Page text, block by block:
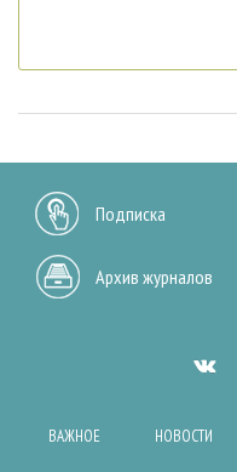
Подписка
Архив журналов
ВАЖНОЕ НОВОСТИ